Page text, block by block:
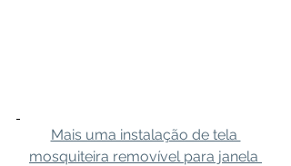
Mais uma instalação de tela
mosquiteira removível para janela